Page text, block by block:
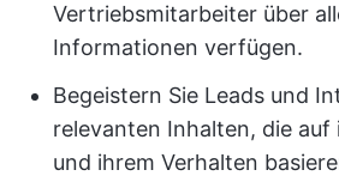
Vertriebsmitarbeiter über
Informationen verfügen.
Begeistern Sie Leads und
relevanten Inhalten, die auf
und ihrem Verhalten